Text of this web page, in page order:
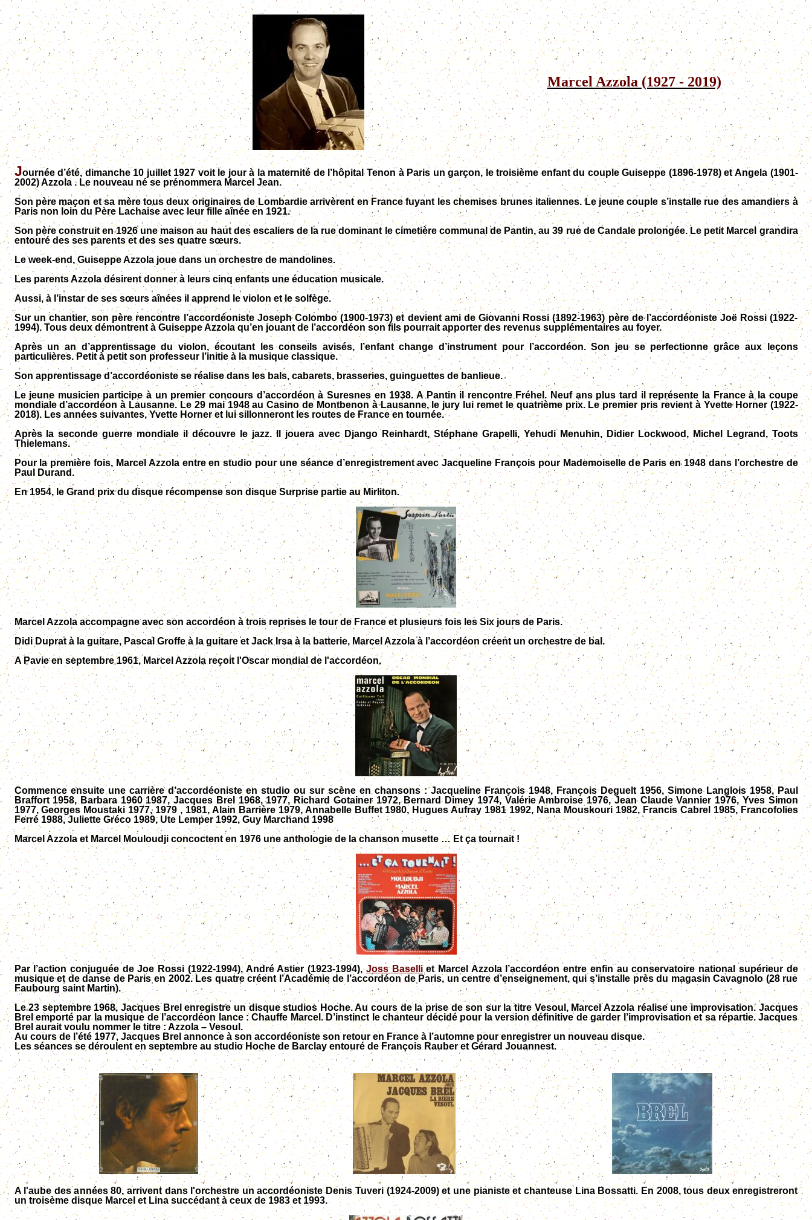
Marcel Azzola (1927 - 2019)
Journée d’été, dimanche 10 juillet 1927 voit le jour à la maternité de l’hôpital Tenon à Paris un garçon, le troisième enfant du couple Guiseppe (1896-1978) et Angela (1901-
2002) Azzola . Le nouveau né se prénommera Marcel Jean.
Son père maçon et sa mère tous deux originaires de Lombardie arrivèrent en France fuyant les chemises brunes italiennes. Le jeune couple s’installe rue des amandiers à
Paris non loin du Père Lachaise avec leur fille aînée en 1921.
Son père construit en 1926 une maison au haut des escaliers de la rue dominant le cimetière communal de Pantin, au 39 rue de Candale prolongée. Le petit Marcel grandira
entouré des ses parents et des ses quatre sœurs.
Le week-end, Guiseppe Azzola joue dans un orchestre de mandolines.
Les parents Azzola désirent donner à leurs cinq enfants une éducation musicale.
Aussi, à l’instar de ses sœurs aînées il apprend le violon et le solfège.
Sur un chantier, son père rencontre l’accordéoniste Joseph Colombo (1900-1973) et devient ami de Giovanni Rossi (1892-1963) père de l’accordéoniste Joë Rossi (1922-
1994). Tous deux démontrent à Guiseppe Azzola qu’en jouant de l’accordéon son fils pourrait apporter des revenus supplémentaires au foyer.
Après un an d’apprentissagedu violon,écoutant les conseils avisés, l’enfantchange d’instrument pour l’accordéon.Son jeu se perfectionne grâce auxleçons
particulières.Petit à petit son professeur l’initie à la musique classique.
Son apprentissage d’accordéoniste se réalise dans les bals, cabarets, brasseries, guinguettes de banlieue.
Le jeune musicien participe à un premier concours d’accordéon à Suresnes en 1938. A Pantin il rencontre Fréhel. Neuf ans plus tard il représente la France à la coupe
mondiale d’accordéon à Lausanne. Le 29 mai 1948 au Casino de Montbenon à Lausanne, le jury lui remet le quatrième prix. Le premier pris revient à Yvette Horner (1922-
2018). Les années suivantes, Yvette Horner et lui sillonneront les routes de France en tournée.
Après la seconde guerre mondiale il découvre le jazz. Il joueraavec Django Reinhardt, Stéphane Grapelli, Yehudi Menuhin,Didier Lockwood ,Michel Legrand,Toots
Thielemans.
Pour la première fois, Marcel Azzola entre en studio pour une séance d’enregistrement avec Jacqueline François pour Mademoiselle de Paris en 1948 dans l’orchestre de
Paul Durand.
En 1954, le Grand prix du disque récompense son disque Surprise partie au Mirliton.
Marcel Azzola accompagne avec son accordéon à trois reprises le tour de France et plusieurs fois les Six jours de Paris.
Didi Duprat à la guitare, Pascal Groffe à la guitare et Jack Irsa à la batterie, Marcel Azzola à l’accordéon créent un orchestre de bal.
A Pavie en septembre 1961, Marcel Azzola reçoit l'Oscar mondial de l'accordéon.
Commence ensuite une carrière d’accordéoniste en studio ou sur scène en chansons : Jacqueline François 1948, François Deguelt 1956, Simone Langlois 1958, Paul
Braffort 1958, Barbara 1960 1987, Jacques Brel 1968, 1977, Richard Gotainer 1972, Bernard Dimey 1974, Valérie Ambroise 1976, Jean Claude Vannier 1976, Yves Simon
1977, Georges Moustaki 1977, 1979 , 1981, Alain Barrière 1979, Annabelle Buffet 1980, Hugues Aufray 1981 1992, Nana Mouskouri 1982, Francis Cabrel 1985, Francofolies
Ferré 1988, Juliette Gréco 1989, Ute Lemper 1992, Guy Marchand 1998
Marcel Azzola et Marcel Mouloudji concoctent en 1976 une anthologie de la chanson musette … Et ça tournait !
Par l’action conjuguée de Joe Rossi (1922-1994), André Astier (1923-1994), Joss Baselliet Marcel Azzola l’accordéon entre enfin au conservatoire national supérieur de
musique et de danse de Paris en 2002. Les quatre créent l’Académie de l’accordéon de Paris, un centre d’enseignement, qui s’installe près du magasin Cavagnolo (28 rue
Faubourg saint Martin).
Le 23 septembre 1968, Jacques Brel enregistre un disque studios Hoche. Au cours de la prise de son sur la titre Vesoul, Marcel Azzola réalise une improvisation. Jacques
Brel emporté par la musique de l’accordéon lance : Chauffe Marcel. D’instinct le chanteur décidé pour la version définitive de garder l’improvisation et sa répartie. Jacques
Brel aurait voulu nommer le titre : Azzola – Vesoul.
Au cours de l’été 1977, Jacques Brel annonce à son accordéoniste son retour en France à l’automne pour enregistrer un nouveau disque.
Les séances se déroulent en septembre au studio Hoche de Barclay entouré de François Rauber et Gérard Jouannest.
A l'aube des années 80, arrivent dans l'orchestre un accordéoniste Denis Tuveri (1924-2009) et une pianiste et chanteuse Lina Bossatti. En 2008, tous deux enregistreront
un troisème disque Marcel et Lina succédant à ceux de 1983 et 1993.